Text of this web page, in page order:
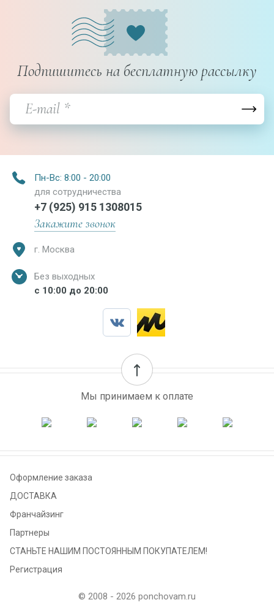
Подпишитесь на бесплатную рассылку
Пн-Вс: 8:00 - 20:00
для сотрудничества
+7 (925) 915 1308015
Закажите звонок
г. Москва
Без выходных
с 10:00 до 20:00
Мы принимаем к оплате
Оформление заказа
ДОСТАВКА
Франчайзинг
Партнеры
СТАНЬТЕ НАШИМ ПОСТОЯННЫМ ПОКУПАТЕЛЕМ!
Регистрация
© 2008 - 2026 ponchovam.ru